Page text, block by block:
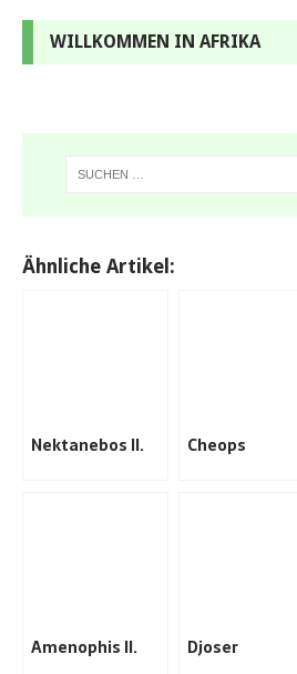
WILLKOMMEN IN AFRIKA
Ähnliche Artikel:
Nektanebos II. Cheops
Amenophis II. Djoser